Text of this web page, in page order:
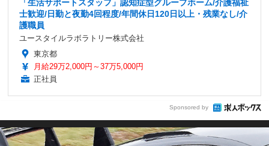
「生活サポートスタッフ」認知症型グループホーム/介護福祉
士歓迎/日勤と夜勤4回程度/年間休日120日以上・残業なし/介
護職員
ユースタイルラボラトリー株式会社
東京都
月給29万2,000円～37万5,000円
正社員
Sponsored by